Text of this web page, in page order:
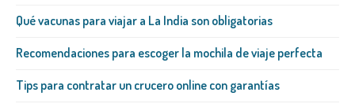
Qué vacunas para viajar a La India son obligatorias
Recomendaciones para escoger la mochila de viaje perfecta
Tips para contratar un crucero online con garantías